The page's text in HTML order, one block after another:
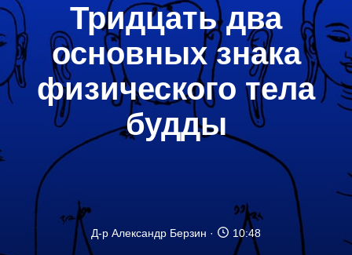
Тридцать два
основных знака
физического тела
будды
Д-р Александр Берзин 10:48